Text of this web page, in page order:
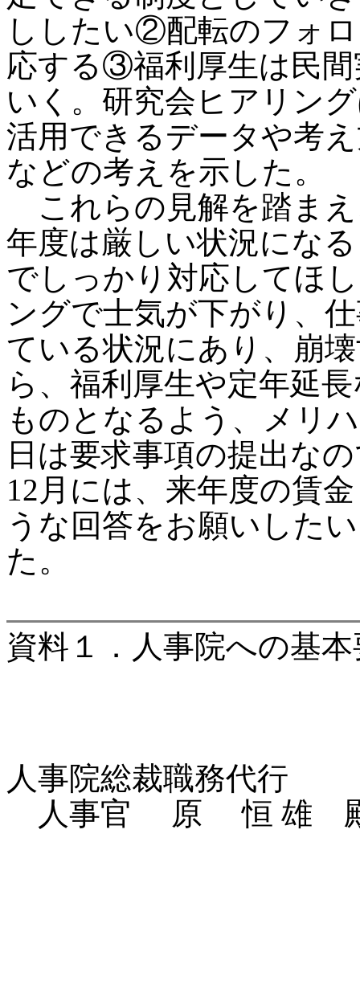
ししたい②配転のフォ
応する③福利厚生は民
いく。研究会ヒアリン
活用できるデータや考
などの考えを示した。
これらの見解を踏ま
年度は厳しい状況にな
でしっかり対応してほ
ングで士気が下がり、
ている状況にあり、崩
ら、福利厚生や定年延
ものとなるよう、メリ
日は要求事項の提出な
12月には、来年度の賃
うな回答をお願いした
た。
資料１．人事院への基
人事院総裁職務代行
人事官 原 恒 雄